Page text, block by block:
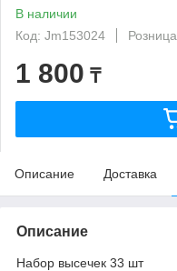
В наличии
Код: Jm153024
Розница
1 800 ₸
Описание Доставка
Описание
Набор высечек 33 шт